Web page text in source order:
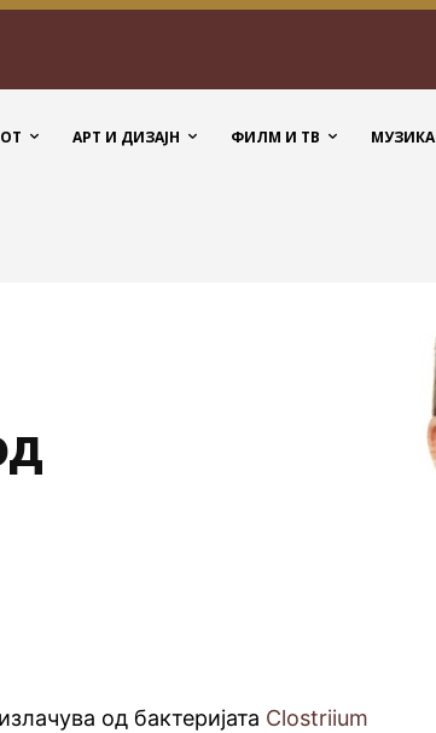
АРТ И ДИЗАЈН ФИЛМ И ТВ МУЗИКА
од бактеријата Clostriium